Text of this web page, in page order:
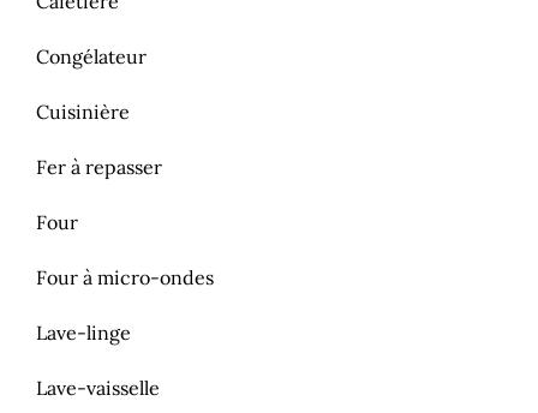
Congélateur
Cuisinière
Fer à repasser
Four
Four à micro-ondes
Lave-linge
Lave-vaisselle